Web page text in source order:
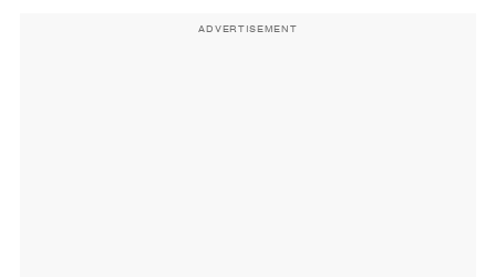
ADVERTISEMENT